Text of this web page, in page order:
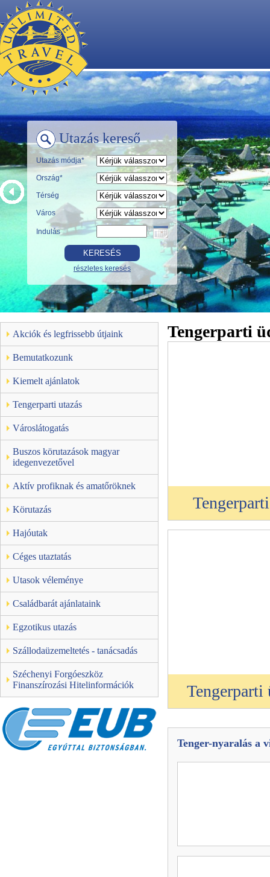
Utazás kereső
Utazás módja*
Ország*
Térség
Város
Indulás
részletes keresés
Akciók és legfrissebb útjaink
Bemutatkozunk
Kiemelt ajánlatok
Tengerparti utazás
Városlátogatás
Buszos körutazások magyar
idegenvezetővel
Aktív profiknak és amatőröknek
Körutazás
Hajóutak
Céges utaztatás
Utasok véleménye
Családbarát ajánlataink
Egzotikus utazás
Szállodaüzemeltetés - tanácsadás
Széchenyi Forgóeszköz
Finanszírozási Hitelinformációk
Tengerparti
Tengerparti
Tenger-nyaralás a